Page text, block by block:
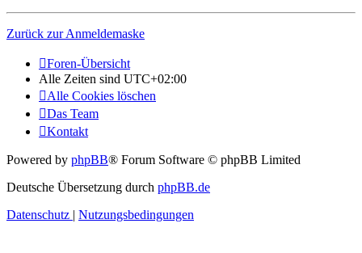
Zurück zur Anmeldemaske
Foren-Übersicht
Alle Zeiten sind UTC+02:00
Alle Cookies löschen
Das Team
Kontakt
Powered by phpBB® Forum Software © phpBB Limited
Deutsche Übersetzung durch phpBB.de
Datenschutz | Nutzungsbedingungen